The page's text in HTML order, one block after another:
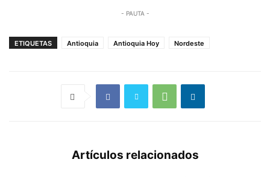
- PAUTA -
ETIQUETAS Antioquia Antioquia Hoy Nordeste
Artículos relacionados